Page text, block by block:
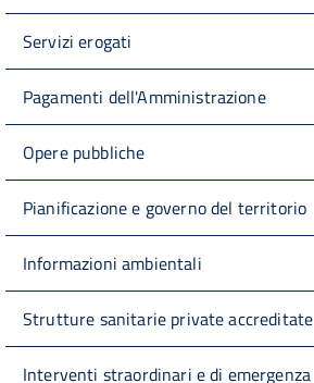
Servizi erogati
Pagamenti dell'Amministrazione
Opere pubbliche
Pianificazione e governo del territorio
Informazioni ambientali
Strutture sanitarie private accreditate
Interventi straordinari e di emergenza